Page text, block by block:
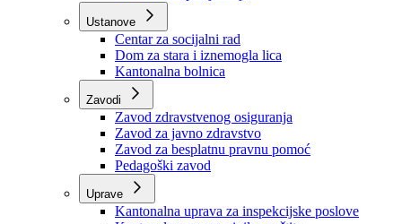
Služba za odnose s javnošću
Služba za zajedničke poslove
Služba za zapošljavanje
Ustanove
Centar za socijalni rad
Dom za stara i iznemogla lica
Kantonalna bolnica
Zavodi
Zavod zdravstvenog osiguranja
Zavod za javno zdravstvo
Zavod za besplatnu pravnu pomoć
Pedagoški zavod